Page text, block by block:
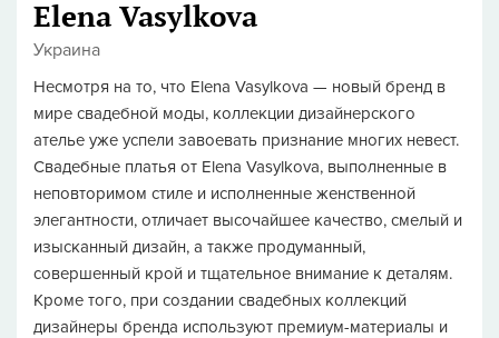
Elena Vasylkova
Украина
Несмотря на то, что Elena Vasylkova — новый бренд в
мире свадебной моды, коллекции дизайнерского
ателье уже успели завоевать признание многих невест.
Свадебные платья от Elena Vasylkova, выполненные в
неповторимом стиле и исполненные женственной
элегантности, отличает высочайшее качество, смелый и
изысканный дизайн, а также продуманный,
совершенный крой и тщательное внимание к деталям.
Кроме того, при создании свадебных коллекций
дизайнеры бренда используют премиум-материалы и